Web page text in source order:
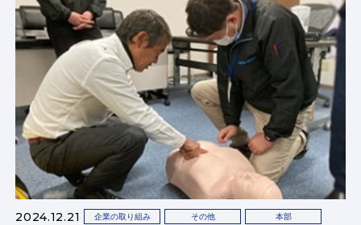
2024.12.21 企業の取り組み その他 本部